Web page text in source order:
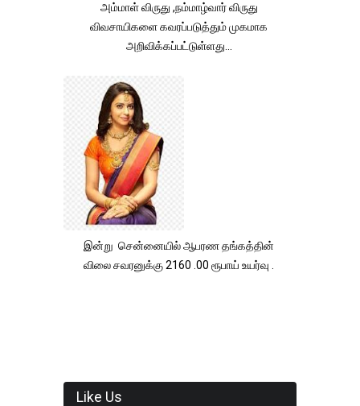
அம்மாள் விருது ,நம்மாழ்வார் விருது
விவசாயிகளை கவரப்படுத்தும் முகமாக
அறிவிக்கப்பட்டுள்ளது...
இன்று சென்னையில் ஆபரண தங்கத்தின்
விலை சவரனுக்கு 2160 .00 ரூபாய் உயர்வு .
Like Us